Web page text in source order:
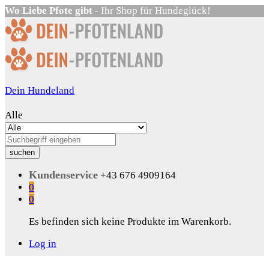
Wo Liebe Pfote gibt - Ihr Shop für Hundeglück!
Dein Hundeland
Alle
suchen
Kundenservice +43 676 4909164
0
0
Es befinden sich keine Produkte im Warenkorb.
Log in